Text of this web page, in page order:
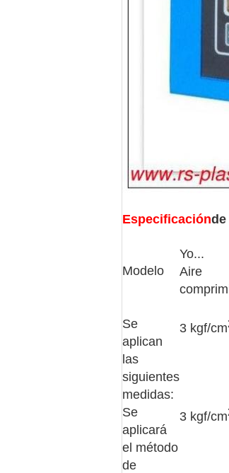
Especificaciónde
Modelo
Yo...
Aire
Se
aplican
las
siguientes
medidas:
3 kgf/cm
Se
aplicará
el método
de
3 kgf/cm